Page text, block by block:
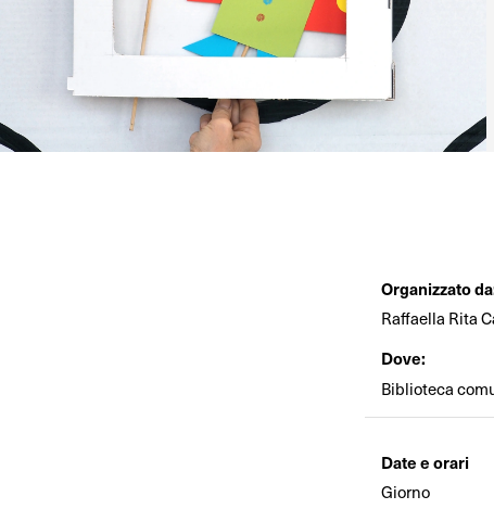
Organizzato
Raffaella Rita
Dove:
Biblioteca
Date e orari
Giorno